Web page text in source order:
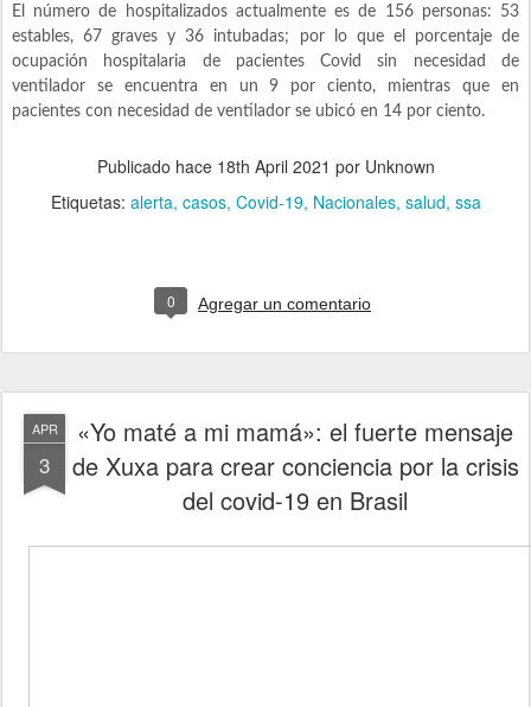
El número de hospitalizados actualmente es de 156 personas: 53
estables, 67 graves y 36 intubadas; por lo que el porcentaje de
ocupación hospitalaria de pacientes Covid sin necesidad de
ventilador se encuentra en un 9 por ciento, mientras que en
pacientes con necesidad de ventilador se ubicó en 14 por ciento.
Publicado hace 18th April 2021 por Unknown
Etiquetas: alerta casos Covid-19 Nacionales salud ssa
0 Agregar un comentario
APR
3
«Yo maté a mi mamá»: el fuerte mensaje
de Xuxa para crear conciencia por la crisis
del covid-19 en Brasil